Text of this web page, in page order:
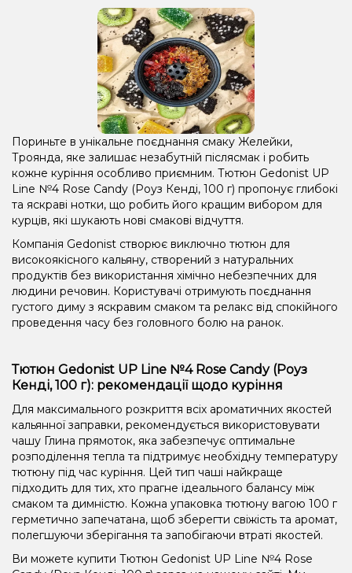
Пориньте в унікальне поєднання смаку Желейки,
Троянда, яке залишає незабутній післясмак і робить
кожне куріння особливо приємним. Тютюн Gedonist UP
Line №4 Rose Candy (Роуз Кенді, 100 г) пропонує глибокі
та яскраві нотки, що робить його кращим вибором для
курців, які шукають нові смакові відчуття.
Компанія Gedonist створює виключно тютюн для
високоякісного кальяну, створений з натуральних
продуктів без використання хімічно небезпечних для
людини речовин. Користувачі отримують поєднання
густого диму з яскравим смаком та релакс від спокійного
проведення часу без головного болю на ранок.
Тютюн Gedonist UP Line №4 Rose Candy (Роуз
Кенді, 100 г): рекомендації щодо куріння
Для максимального розкриття всіх ароматичних якостей
кальянної заправки, рекомендується використовувати
чашу Глина прямоток, яка забезпечує оптимальне
розподілення тепла та підтримує необхідну температуру
тютюну під час куріння. Цей тип чаші найкраще
підходить для тих, хто прагне ідеального балансу між
смаком та димністю. Кожна упаковка тютюну вагою 100 г
герметично запечатана, щоб зберегти свіжість та аромат,
полегшуючи зберігання та запобігаючи втраті якостей.
Ви можете купити Тютюн Gedonist UP Line №4 Rose